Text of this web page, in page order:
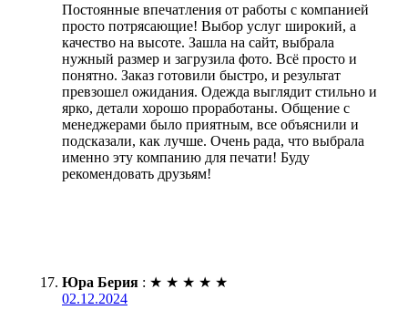
Постоянные впечатления от работы с компанией
просто потрясающие! Выбор услуг широкий, а
качество на высоте. Зашла на сайт, выбрала
нужный размер и загрузила фото. Всё просто и
понятно. Заказ готовили быстро, и результат
превзошел ожидания. Одежда выглядит стильно и
ярко, детали хорошо проработаны. Общение с
менеджерами было приятным, все объяснили и
подсказали, как лучше. Очень рада, что выбрала
именно эту компанию для печати! Буду
рекомендовать друзьям!
Юра Берия : ★ ★ ★ ★ ★
02.12.2024